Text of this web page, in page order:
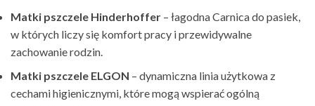
Matki pszczele Hinderhoffer – łagodna Carnica do pasiek,
w których liczy się komfort pracy i przewidywalne
zachowanie rodzin.
Matki pszczele ELGON – dynamiczna linia użytkowa z
cechami higienicznymi, które mogą wspierać ogólną